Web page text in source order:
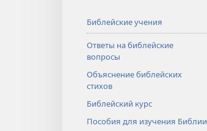
Библейские учения
Ответы на библейские
вопросы
Объяснение библейских
стихов
Библейский курс
Пособия для изучения Библии